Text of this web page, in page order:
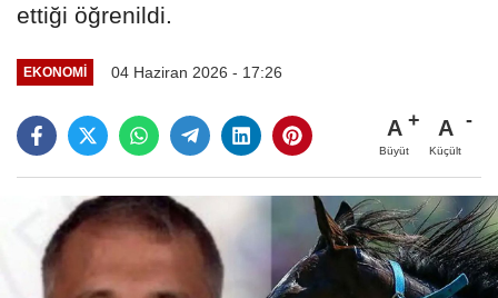
ettiği öğrenildi.
EKONOMI 04 Haziran 2026 - 17:26
A
Büyüt
A
Küçült